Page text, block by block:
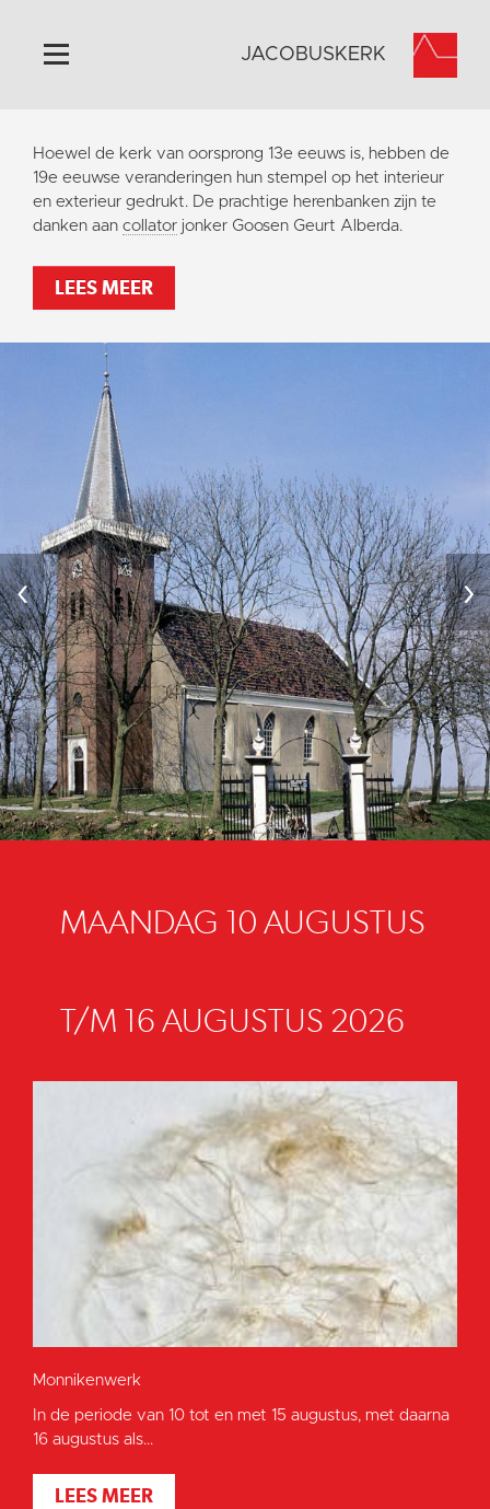
Home
Algemeen
Historie
Activiteiten
JACOBUSKERK
Hoewel de kerk van oorsprong 13e eeuws is, hebben de
19e eeuwse veranderingen hun stempel op het interieur
en exterieur gedrukt. De prachtige herenbanken zijn te
danken aan collator jonker Goosen Geurt Alberda.
LEES MEER
‹ ›
MAANDAG 10 AUGUSTUS
T/M 16 AUGUSTUS 2026
Monnikenwerk
In de periode van 10 tot en met 15 augustus, met daarna
16 augustus als...
LEES MEER